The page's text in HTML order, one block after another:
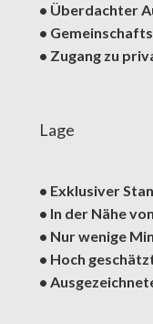
• Überdachter
•
• Zugang zu
Lage
• Exklusiver
• In der Nähe
• Nur wenige
• Hoch
•